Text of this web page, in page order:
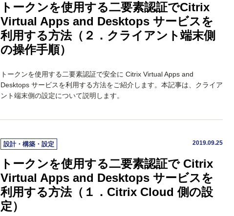
トークンを使用する二要素認証でCitrix
Virtual Apps and Desktops サービスを
利用する方法（２．クライアント端末側
の操作手順）
トークンを使用する二要素認証で安全に Citrix Virtual Apps and
Desktops サービスを利用する方法をご紹介します。本記事は、クライア
ント端末側の設定について説明します。
設計・構築・設定 2019.09.25
トークンを使用する二要素認証で Citrix
Virtual Apps and Desktops サービスを
利用する方法（１．Citrix Cloud 側の設
定）